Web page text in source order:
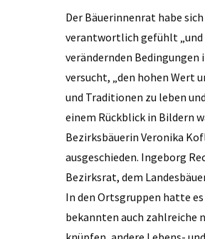
Der Bäuerinnenrat habe
verantwortlich gefühlt „und
verändernden
versucht, „den hohen Wert
und Traditionen zu leben
einem Rückblick in Bildern
Bezirksbäuerin Veronika
ausgeschieden. Ingeborg
Bezirksrat, dem
In den Ortsgruppen hatte
bekannten auch zahlreiche